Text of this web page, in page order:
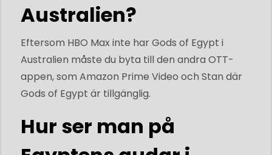
Australien?
Eftersom HBO Max inte har Gods of Egypt i
Australien måste du byta till den andra OTT-
appen, som Amazon Prime Video och Stan där
Gods of Egypt är tillgänglig.
Hur ser man på